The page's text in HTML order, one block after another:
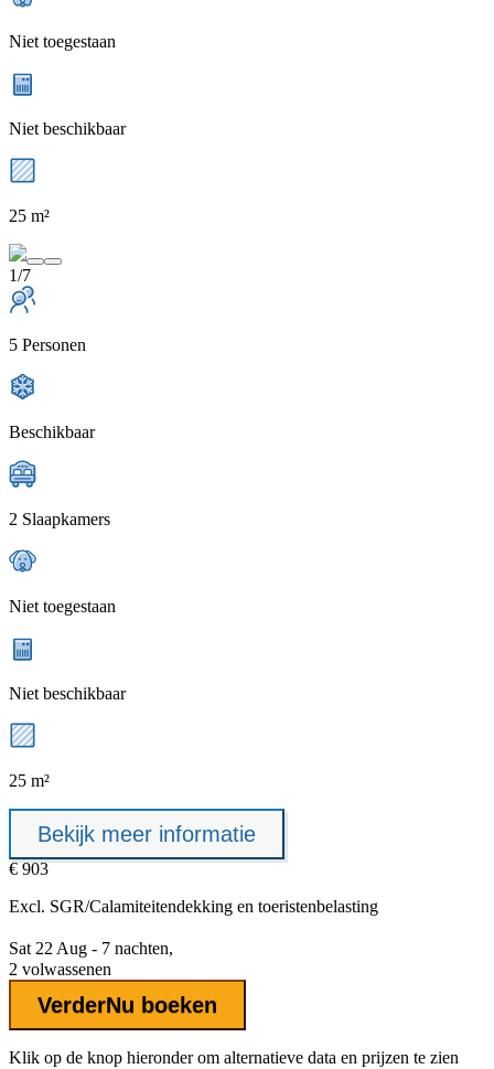
Niet toegestaan
Niet beschikbaar
25 m²
1/7
5 Personen
Beschikbaar
2 Slaapkamers
Niet toegestaan
Niet beschikbaar
25 m²
Bekijk meer informatie
€ 903
Excl. SGR/Calamiteitendekking en toeristenbelasting
Sat 22 Aug - 7 nachten,
2 volwassenen
VerderNu boeken
Klik op de knop hieronder om alternatieve data en prijzen te zien